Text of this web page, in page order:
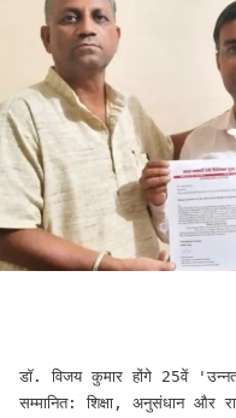
डॉ. विजय कुमार होंगे 25वें
सम्मानित: शिक्षा, अनुसंधान और